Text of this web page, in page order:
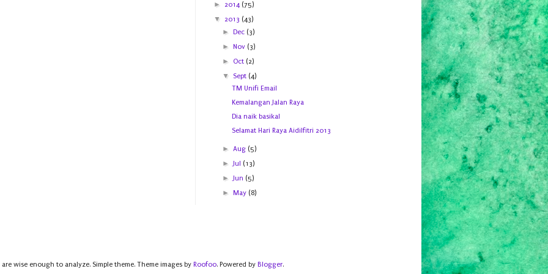
► 2014 (75)
▼ 2013 (43)
►Dec (3)
►Nov (3)
► Oct (2)
▼ Sept (4)
TM Unifi Email
Kemalangan Jalan Raya
Dia naik basikal
Selamat Hari Raya Aidilfitri 2013
►Aug (5)
►Jul (13)
►Jun (5)
►May (8)
are wise enough to analyze. Simple theme. Theme images by Roofoo. Powered by Blogger.